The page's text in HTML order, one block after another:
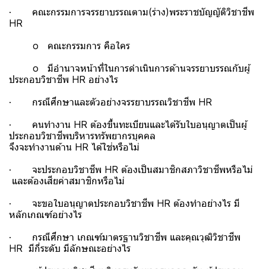
· คณะกรรมการจรรยาบรรณตาม(ร่าง)พระราชบัญญัติวิชาชีพ
HR
o คณะกรรมการ คือใคร
o มีอำนาจหน้าที่ในการดำเนินการด้านจรรยาบรรณกับผู้
ประกอบวิชาชีพ HR อย่างไร
· กรณีศึกษาและตัวอย่างจรรยาบรรณวิชาชีพ HR
· คนทำงาน HR ต้องขึ้นทะเบียนและได้รับใบอนุญาตเป็นผู้
ประกอบวิชาชีพบริหารทรัพยากรบุคคล
จึงจะทำงานด้าน HR ได้ใช่หรือไม่
· จะประกอบวิชาชีพ HR ต้องเป็นสมาชิกสภาวิชาชีพหรือไม่
และต้องเสียค่าสมาชิกหรือไม่
· จะขอใบอนุญาตประกอบวิชาชีพ HR ต้องทำอย่างไร มี
หลักเกณฑ์อย่างไร
· กรณีศึกษา เกณฑ์มาตรฐานวิชาชีพ และคุณวุฒิวิชาชีพ
HR มีกี่ระดับ มีลักษณะอย่างไร